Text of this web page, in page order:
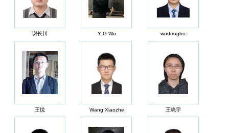
谢长川 Y G Wu wudongbo
王悦 Wang Xiaozhe 王晓宇